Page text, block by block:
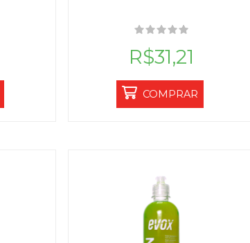
R$31,21
COMPRAR